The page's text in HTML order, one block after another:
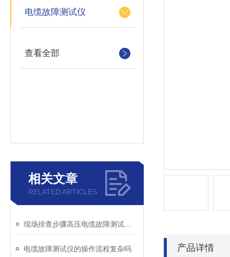
电缆故障测试仪
查看全部
相关文章
RELATED ARTICLES
电缆故障测试仪的操作流程复杂吗 产品详情